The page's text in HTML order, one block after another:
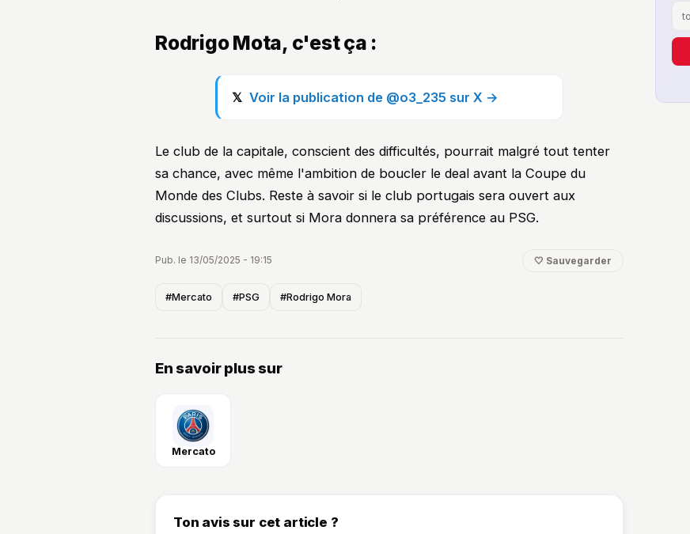
Rodrigo Mota, c'est ça :
Voir la publication de @o3_235 sur X →
Le club de la capitale, conscient des difficultés, pourrait malgré tout tenter
sa chance, avec même l'ambition de boucler le deal avant la Coupe du
Monde des Clubs. Reste à savoir si le club portugais sera ouvert aux
discussions, et surtout si Mora donnera sa préférence au PSG.
Pub. le 13/05/2025 - 19:15 🤍 Sauvegarder
#Mercato #PSG #Rodrigo Mora
En savoir plus sur
Mercato
Ton avis sur cet article ?